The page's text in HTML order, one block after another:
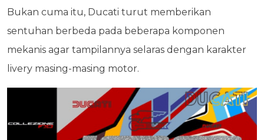
Bukan cuma itu, Ducati turut memberikan
sentuhan berbeda pada beberapa komponen
mekanis agar tampilannya selaras dengan karakter
livery masing-masing motor.